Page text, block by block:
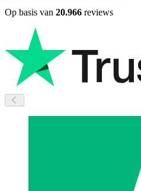
Op basis van 20.966 reviews